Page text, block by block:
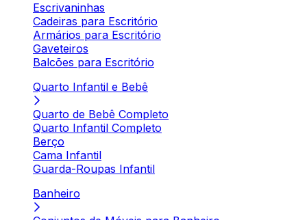
Escrivaninhas
Cadeiras para Escritório
Armários para Escritório
Gaveteiros
Balcões para Escritório
Quarto Infantil e Bebê
Quarto de Bebê Completo
Quarto Infantil Completo
Berço
Cama Infantil
Guarda-Roupas Infantil
Banheiro